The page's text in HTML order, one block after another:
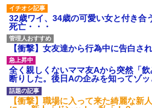
ション鳴らしてんだ！降りてこ
いよ！」と怒鳴りだし...
【衝撃】報酬100万円超の治験
募集がこちらｗｗｗｗｗ(※画像
あり)
【ネット騒然】惨殺されたタ
ワマン頂き女子のこの動画、す
げえええええｗｗｗｗｗｗｗｗ
ｗｗｗ
【愕然】白のクラウン俺氏、
高速道路左車線を制限速度で走
32歳ワイ、34歳の可愛い女と付き合
死亡・・・
【衝撃】女友達から行為中に告白さ
全く親しくないママ友Aから突然「
断りした。後日Aの企みを知ってゾ
【衝撃】職場に入って来た綺麗な新